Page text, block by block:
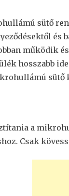
sütő
működik és
hosszabb
sütő
a
Csak